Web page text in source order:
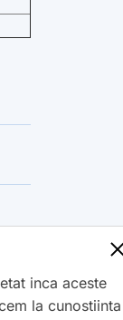
inca aceste
la cunostiinta